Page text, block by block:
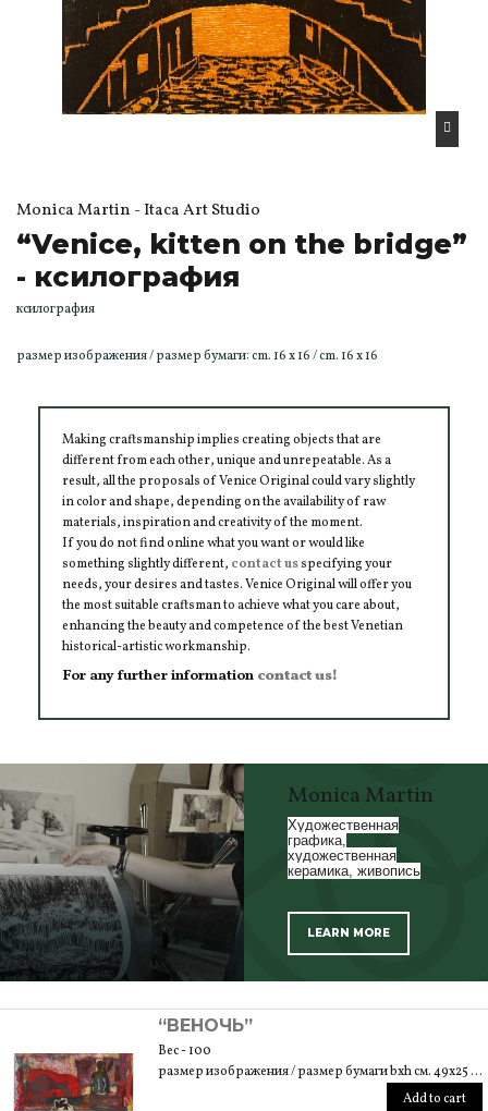
Monica Martin - Itaca Art Studio
“Venice, kitten on the bridge”
- ксилография
ксилография
размер изображения / размер бумаги: cm. 16 x 16 / cm. 16 x 16
Making craftsmanship implies creating objects that are
different from each other, unique and unrepeatable. As a
result, all the proposals of Venice Original could vary slightly
in color and shape, depending on the availability of raw
materials, inspiration and creativity of the moment.
If you do not find online what you want or would like
something slightly different, contact usspecifying your
needs, your desires and tastes. Venice Original will offer you
the most suitable craftsman to achieve what you care about,
enhancing the beauty and competence of the best Venetian
historical-artistic workmanship.
For any further information contact us!
Monica Martin
Художественная
графика,
художественная
керамика, живопись
LEARN MORE
“ВЕНОЧЬ”
Вес - 100
размер изображения / размер бумаги bxh см. 49x25 / см. 49x25
Add to cart